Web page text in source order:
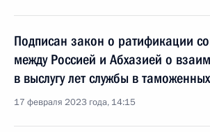
Подписан закон о ратификации
между Россией и Абхазией о
в выслугу лет службы в
17 февраля 2023 года, 14:15